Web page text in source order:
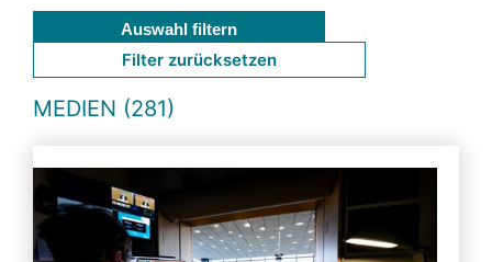
Auswahl filtern
Filter zurücksetzen
MEDIEN (281)